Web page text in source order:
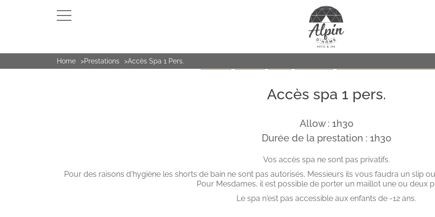
Home Prestations Accès Spa 1 Pers.
Accès spa 1 pers.
Allow : 1h30
Durée de la prestation : 1h30
Vos accès spa ne sont pas privatifs.
Pour des raisons d'hygiène les shorts de bain ne sont pas autorisés, Messieurs ils vous faudra un slip
Pour Mesdames, il est possible de porter un maillot une ou deux
Le spa n'est pas accessible aux enfants de -12 ans.